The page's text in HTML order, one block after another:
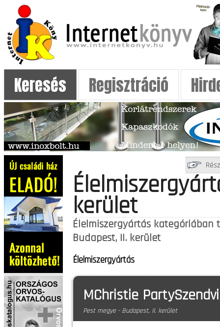
Keresés Regisztráció
kerület
Élelmiszergyártás
Budapest, II. kerület
Élelmiszergyártás
MChristie
Pest megye - Budapest, II. kerület